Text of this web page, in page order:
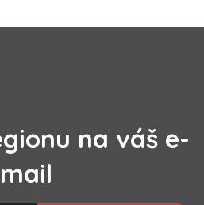
na váš e-
mail